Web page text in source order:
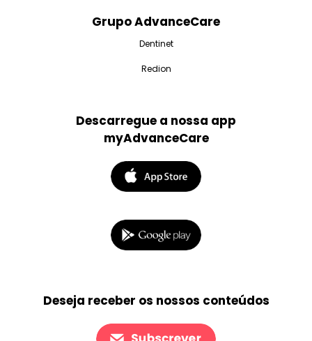
Grupo AdvanceCare
Dentinet
Redion
Descarregue a nossa app
myAdvanceCare
Deseja receber os nossos conteúdos